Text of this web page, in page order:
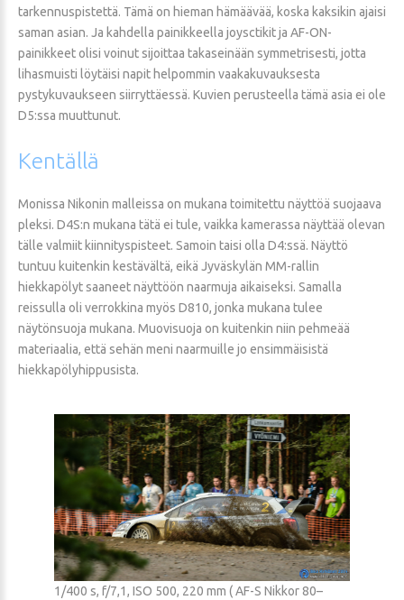
tarkennuspistettä. Tämä on hieman hämäävää, koska kaksikin ajaisi
saman asian. Ja kahdella painikkeella joysctikit ja AF-ON-
painikkeet olisi voinut sijoittaa takaseinään symmetrisesti, jotta
lihasmuisti löytäisi napit helpommin vaakakuvauksesta
pystykuvaukseen siirryttäessä. Kuvien perusteella tämä asia ei ole
D5:ssa muuttunut.
Kentällä
Monissa Nikonin malleissa on mukana toimitettu näyttöä suojaava
pleksi. D4S:n mukana tätä ei tule, vaikka kamerassa näyttää olevan
tälle valmiit kiinnityspisteet. Samoin taisi olla D4:ssä. Näyttö
tuntuu kuitenkin kestävältä, eikä Jyväskylän MM-rallin
hiekkapölyt saaneet näyttöön naarmuja aikaiseksi. Samalla
reissulla oli verrokkina myös D810, jonka mukana tulee
näytönsuoja mukana. Muovisuoja on kuitenkin niin pehmeää
materiaalia, että sehän meni naarmuille jo ensimmäisistä
hiekkapölyhippusista.
1/400 s, f/7,1, ISO 500, 220 mm ( AF-S Nikkor 80–